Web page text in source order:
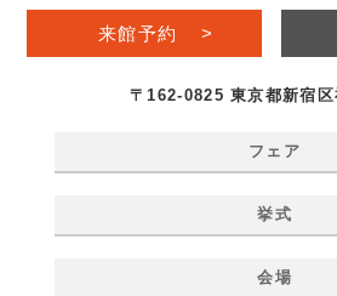
来館予約 >
〒162-0825 東京都新宿
フェア
挙式
会場